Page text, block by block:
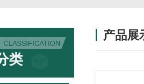
CLASSIFICATION
类
产品展